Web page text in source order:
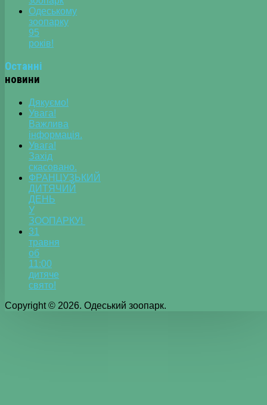
Одеському
зоопарку
95
років!
Останні
новини
Дякуємо!
Увага!
Важлива
інформація.
Увага!
Захід
скасовано.
ФРАНЦУЗЬКИЙ
ДИТЯЧИЙ
ДЕНЬ
У
ЗООПАРКУ!
31
травня
об
11:00
дитяче
свято!
Copyright © 2026. Одеський зоопарк.